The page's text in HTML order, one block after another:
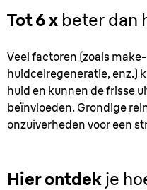
Tot 6 x beter dan
Veel factoren (zoals
huidcelregeneratie, enz.)
huid en kunnen de frisse
beïnvloeden. Grondige
onzuiverheden voor een
Hier ontdek je